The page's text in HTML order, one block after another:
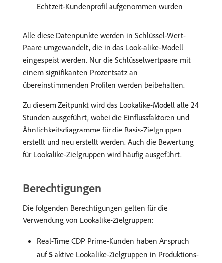
Echtzeit-Kundenprofil aufgenommen wurden
Alle diese Datenpunkte werden in Schlüssel-Wert-
Paare umgewandelt, die in das Look-alike-Modell
eingespeist werden. Nur die Schlüsselwertpaare mit
einem signifikanten Prozentsatz an
übereinstimmenden Profilen werden beibehalten.
Zu diesem Zeitpunkt wird das Lookalike-Modell alle 24
Stunden ausgeführt, wobei die Einflussfaktoren und
Ähnlichkeitsdiagramme für die Basis-Zielgruppen
erstellt und neu erstellt werden. Auch die Bewertung
für Lookalike-Zielgruppen wird häufig ausgeführt.
Berechtigungen
Die folgenden Berechtigungen gelten für die
Verwendung von Lookalike-Zielgruppen:
Real-Time CDP Prime-Kunden haben Anspruch
auf5 aktive Lookalike-Zielgruppen in Produktions-